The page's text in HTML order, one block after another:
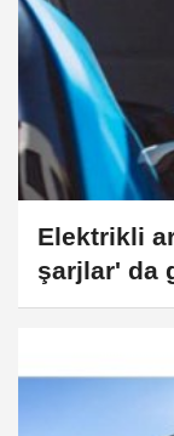
Elektrikli
şarjlar' da